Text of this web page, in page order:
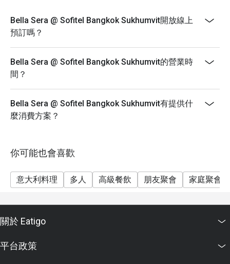
Bella Sera @ Sofitel Bangkok Sukhumvit開放線上
預訂嗎？
Bella Sera @ Sofitel Bangkok Sukhumvit的營業時
間？
Bella Sera @ Sofitel Bangkok Sukhumvit有提供什
麼消費方案？
你可能也會喜歡
意大利料理 多人 高級餐飲 朋友聚會 家庭聚會
關於 Eatigo
平台政策